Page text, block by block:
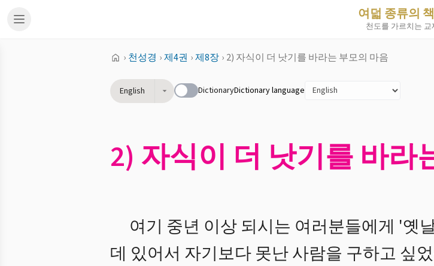
여덟 종류의
천도를 가르치는 교
› 천성경 ›제4권 ›제8장 › 2) 자식이 더 낫기를 바라는 부모의 마음
English DictionaryDictionary language
2) 자식이 더 낫기를 바라
여기 중년 이상 되시는 여러분들에게 '옛
데 있어서 자기보다 못난 사람을 구하고 싶